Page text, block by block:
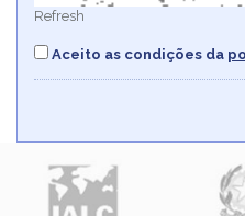
Refresh
Aceito as condições da